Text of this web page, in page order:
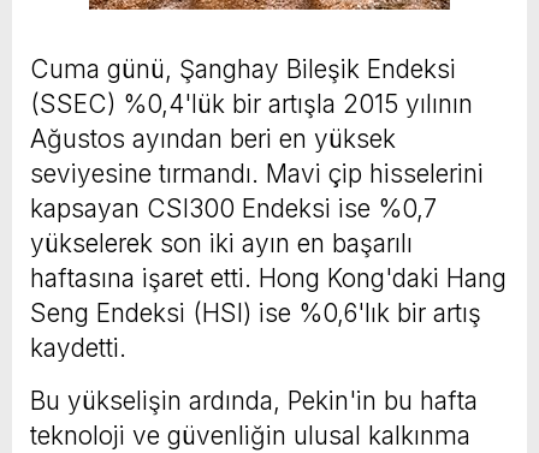
Cuma günü, Şanghay Bileşik Endeksi
(SSEC) %0,4'lük bir artışla 2015 yılının
Ağustos ayından beri en yüksek
seviyesine tırmandı. Mavi çip hisselerini
kapsayan CSI300 Endeksi ise %0,7
yükselerek son iki ayın en başarılı
haftasına işaret etti. Hong Kong'daki Hang
Seng Endeksi (HSI) ise %0,6'lık bir artış
kaydetti.
Bu yükselişin ardında, Pekin'in bu hafta
teknoloji ve güvenliğin ulusal kalkınma